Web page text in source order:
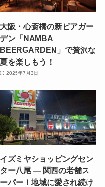
大阪・心斎橋の新ビアガー
デン「NAMBA
BEERGARDEN」で贅沢な
夏を楽しもう！
2025年7月3日
イズミヤショッピングセン
ター八尾 — 関西の老舗ス
ーパー！地域に愛され続け